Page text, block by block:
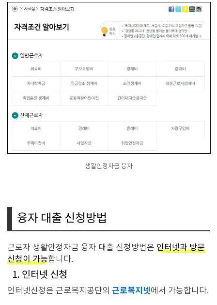
생활안정자금 융자
융자 대출 신청방법
근로자 생활안정자금 융자 대출 신청방법은 인터넷과 방문
신청이 가능합니다.
1. 인터넷 신청
인터넷신청은 근로복지공단의 근로복지넷에서 가능합니다.